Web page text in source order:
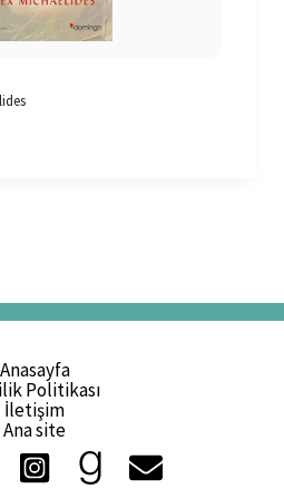
Anasayfa
Politikası
İletişim
Ana site